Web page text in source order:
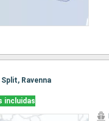
Ravenna
incluidas